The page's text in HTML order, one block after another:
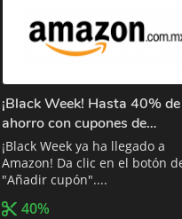
¡Black Week! Hasta 40% de
ahorro con cupones de
descuento Amazon MX
¡Black Week ya ha llegado a
Amazon! Da clic en el botón
"Añadir cupón"....
40%